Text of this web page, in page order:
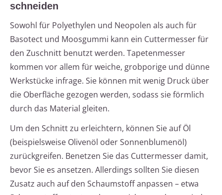
schneiden
Sowohl für Polyethylen und Neopolen als auch für
Basotect und Moosgummi kann ein Cuttermesser für
den Zuschnitt benutzt werden. Tapetenmesser
kommen vor allem für weiche, grobporige und dünne
Werkstücke infrage. Sie können mit wenig Druck über
die Oberfläche gezogen werden, sodass sie förmlich
durch das Material gleiten.
Um den Schnitt zu erleichtern, können Sie auf Öl
(beispielsweise Olivenöl oder Sonnenblumenöl)
zurückgreifen. Benetzen Sie das Cuttermesser damit,
bevor Sie es ansetzen. Allerdings sollten Sie diesen
Zusatz auch auf den Schaumstoff anpassen – etwa